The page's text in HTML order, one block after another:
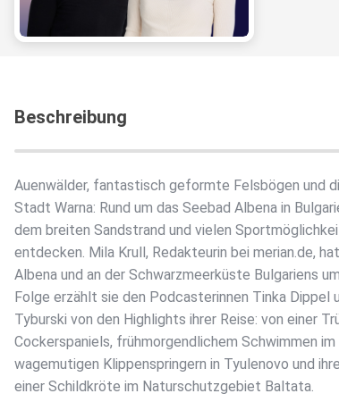
Beschreibung
Auenwälder, fantastisch geformte Felsbögen und
Stadt Warna: Rund um das Seebad Albena in
dem breiten Sandstrand und vielen
entdecken. Mila Krull, Redakteurin bei merian.de,
Albena und an der Schwarzmeerküste Bulgariens
Folge erzählt sie den Podcasterinnen Tinka Dippel
Tyburski von den Highlights ihrer Reise: von einer
Cockerspaniels, frühmorgendlichem Schwimmen
wagemutigen Klippenspringern in Tyulenovo und
einer Schildkröte im Naturschutzgebiet Baltata.